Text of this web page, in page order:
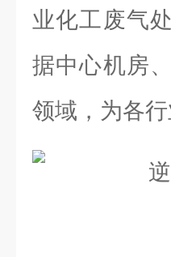
业化工废气
据中心机房
领域，为各